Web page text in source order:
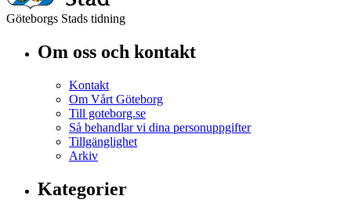
Göteborgs Stads tidning
Om oss och kontakt
Kontakt
Om Vårt Göteborg
Till goteborg.se
Så behandlar vi dina personuppgifter
Tillgänglighet
Arkiv
Kategorier